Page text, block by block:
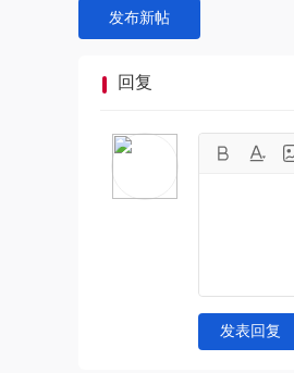
发布新帖
回复
发表回复